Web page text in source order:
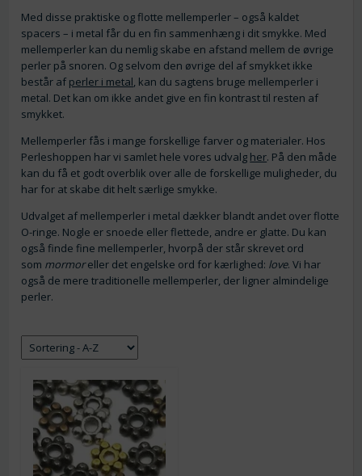
Med disse praktiske og flotte mellemperler – også kaldet
spacers – i metal får du en fin sammenhæng i dit smykke. Med
mellemperler kan du nemlig skabe en afstand mellem de øvrige
perler på snoren. Og selvom den øvrige del af smykket ikke
består af perler i metal, kan du sagtens bruge mellemperler i
metal. Det kan om ikke andet give en fin kontrast til resten af
smykket.
Mellemperler fås i mange forskellige farver og materialer. Hos
Perleshoppen har vi samlet hele vores udvalg her. På den måde
kan du få et godt overblik over alle de forskellige muligheder, du
har for at skabe dit helt særlige smykke.
Udvalget af mellemperler i metal dækker blandt andet over flotte
O-ringe. Nogle er snoede eller flettede, andre er glatte. Du kan
også finde fine mellemperler, hvorpå der står skrevet ord
som mormoreller det engelske ord for kærlighed: love. Vi har
også de mere traditionelle mellemperler, der ligner almindelige
perler.